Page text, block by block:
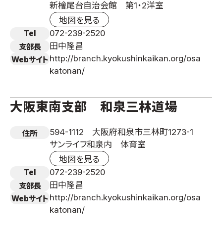
新檜尾台自治会館 第1・2洋室
地図を見る
Tel 072-239-2520
支部長 田中隆昌
Webサイト http://branch.kyokushinkaikan.org/osa
katonan/
大阪東南支部 和泉三林道場
住所
594-1112 大阪府和泉市三林町1273-1
サンライフ和泉内 体育室
地図を見る
Tel 072-239-2520
支部長 田中隆昌
Webサイト http://branch.kyokushinkaikan.org/osa
katonan/